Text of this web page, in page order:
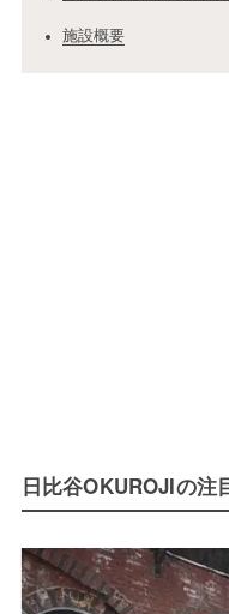
施設概要
日比谷OKUROJIの注